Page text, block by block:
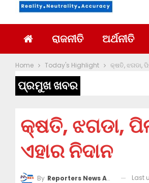
ରାଜନୀତି ଅର୍ଥନୀତି
Home Today's Highlight କ୍ଷତି, ଝଗଡା,
ପ୍ରମୁଖ ଖବର
କ୍ଷତି, ଝଗଡା,
ଏହାର ନିଦାନ
By Reporters News Agency Last